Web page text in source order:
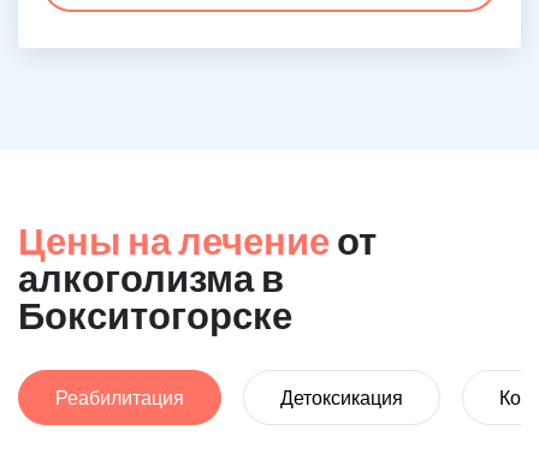
Цены на лечение от
алкоголизма в
Бокситогорске
Реабилитация Детоксикация